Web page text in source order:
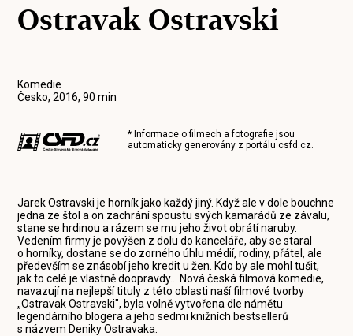
Ostravak Ostravski
Komedie
Česko, 2016, 90 min
* Informace o filmech a fotografie jsou
automaticky generovány z portálucsfd.cz.
Jarek Ostravski je horník jako každý jiný. Když ale v dole bouchne
jedna ze štol a on zachrání spoustu svých kamarádů ze závalu,
stane se hrdinou a rázem se mu jeho život obrátí naruby.
Vedením firmy je povýšen z dolu do kanceláře, aby se staral
o horníky, dostane se do zorného úhlu médií, rodiny, přátel, ale
především se znásobí jeho kredit u žen. Kdo by ale mohl tušit,
jak to celé je vlastně doopravdy... Nová česká filmová komedie,
navazují na nejlepší tituly z této oblasti naší filmové tvorby
„Ostravak Ostravski", byla volně vytvořena dle námětu
legendárního blogera a jeho sedmi knižních bestsellerů
s názvem Deniky Ostravaka.